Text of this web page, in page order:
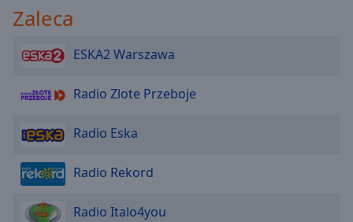
Zaleca
ESKA2 Warszawa
Radio Zlote Przeboje
Radio Eska
Radio Rekord
Radio Italo4you